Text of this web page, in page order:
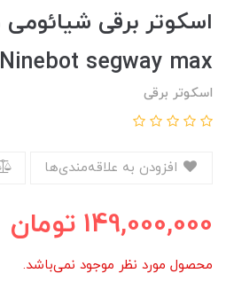
Ninebot segway max
اسکوتر برقی
149,000,000 تومان
محصول مورد نظر موجود نمی‌باشد.